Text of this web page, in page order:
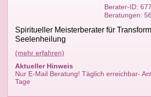
Spiritueller Meisterberater für
Seelenheilung
(mehr erfahren)
Aktueller Hinweis
Nur E-Mail Beratung! Täglich erreichbar-
Tage
Berater-ID: 677
Beratungen: